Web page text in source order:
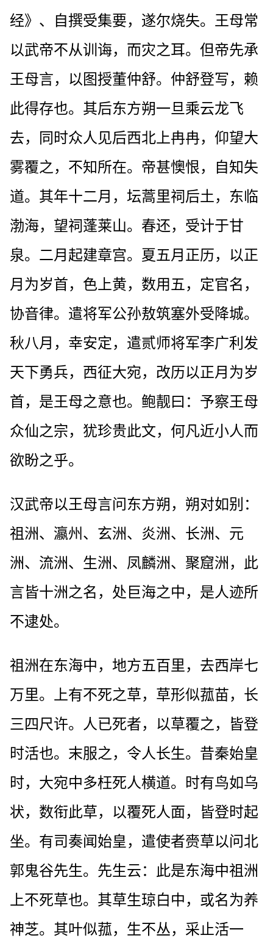
经》、自撰受集要，遂尔烧失。王母常
以武帝不从训诲，而灾之耳。但帝先承
王母言，以图授董仲舒。仲舒登写，赖
此得存也。其后东方朔一旦乘云龙飞
去，同时众人见后西北上冉冉，仰望大
雾覆之，不知所在。帝甚懊恨，自知失
道。其年十二月，坛蒿里祠后土，东临
渤海，望祠蓬莱山。春还，受计于甘
泉。二月起建章宫。夏五月正历，以正
月为岁首，色上黄，数用五，定官名，
协音律。遣将军公孙敖筑塞外受降城。
秋八月，幸安定，遣贰师将军李广利发
天下勇兵，西征大宛，改历以正月为岁
首，是王母之意也。鲍靓曰：予察王母
众仙之宗，犹珍贵此文，何凡近小人而
欲盼之乎。
汉武帝以王母言问东方朔，朔对如别：
祖洲、瀛州、玄洲、炎洲、长洲、元
洲、流洲、生洲、凤麟洲、聚窟洲，此
言皆十洲之名，处巨海之中，是人迹所
不逮处。
祖洲在东海中，地方五百里，去西岸七
万里。上有不死之草，草形似菰苗，长
三四尺许。人已死者，以草覆之，皆登
时活也。末服之，令人长生。昔秦始皇
时，大宛中多枉死人横道。时有鸟如乌
状，数衔此草，以覆死人面，皆登时起
坐。有司奏闻始皇，遣使者赍草以问北
郭鬼谷先生。先生云：此是东海中祖洲
上不死草也。其草生琼白中，或名为养
神芝。其叶似菰，生不丛，采止活一